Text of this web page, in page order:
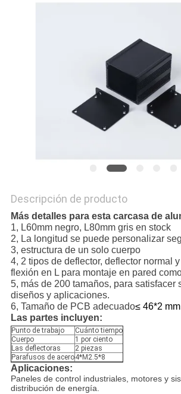
Descripción de producto
Más detalles para esta carcasa de
1, L60mm negro, L80mm gris en stock
2, La longitud se puede personalizar
3, estructura de un solo cuerpo
4, 2 tipos de deflector, deflector normal
flexión en L para montaje en pared
5, más de 200 tamaños, para satisfacer
diseños y aplicaciones.
6, Tamaño de PCB adecuado≤ 46*2 mm
Las partes incluyen:
Punto de trabajo
Cuánto tiempo
Cuerpo
1 por ciento
Las deflectoras
2 piezas
Parafusos de acero4*M2.5*8
Aplicaciones:
Paneles de control industriales, motores y
distribución de energía.